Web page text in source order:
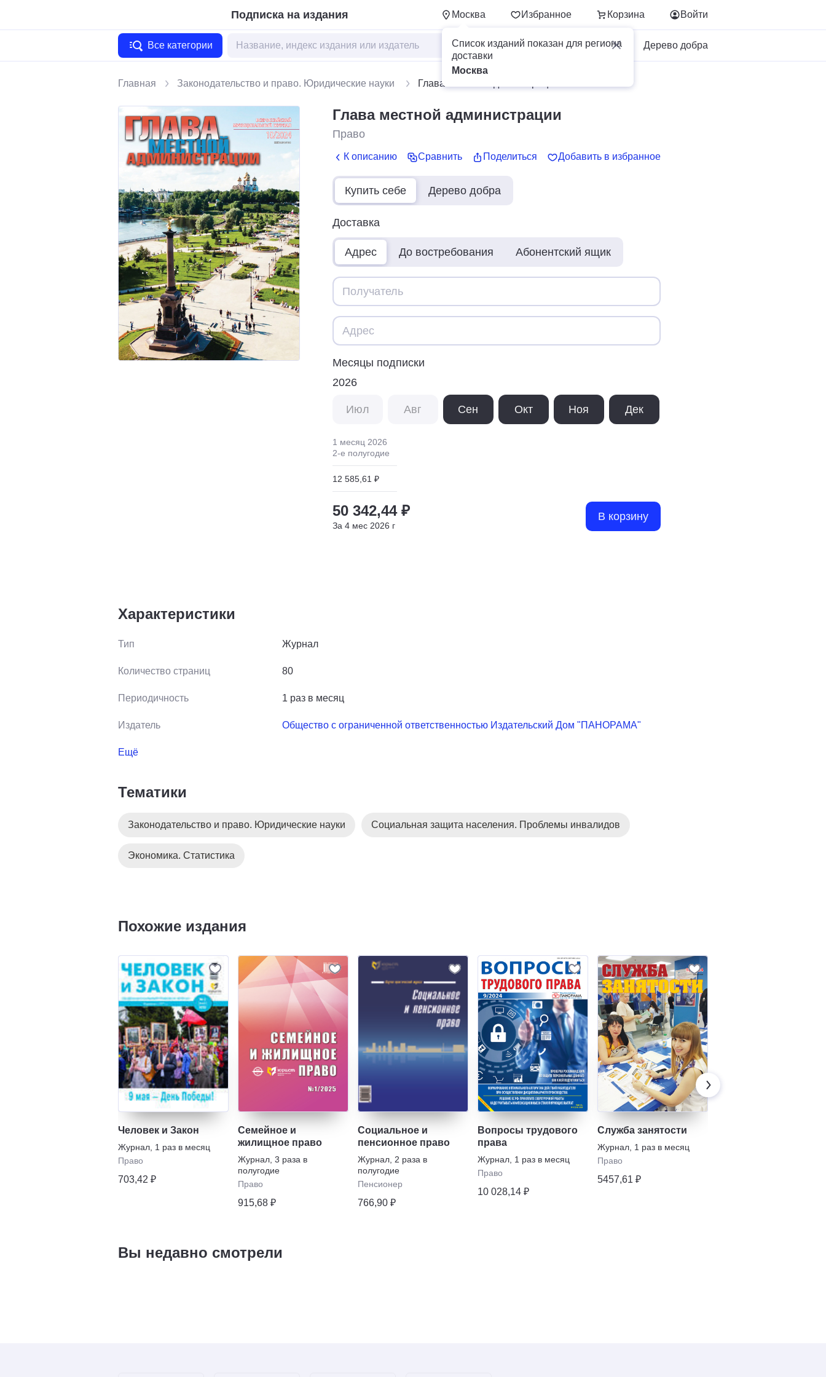
Подписка на издания Москва Избранное Корзина
Список изданий показан для региона
доставки
Москва
Войти
Все категории Для бизнеса Дерево добра
Главная Законодательство и право. Юридические науки Глава местной администрации
Глава местной администрации
Право
К описанию Сравнить Поделиться Добавить в избранное
Купить себе Дерево добра
Доставка
Адрес До востребования Абонентский ящик
Месяцы подписки
2026
Июл Авг Сен Окт Ноя Дек
1 месяц 2026
2-е полугодие
12 585,61 ₽
50 342,44 ₽
За 4 мес 2026 г
В корзину
Характеристики
Тип Журнал
Количество страниц 80
Периодичность 1 раз в месяц
Издатель Общество с ограниченной ответственностью Издательский Дом "ПАНОРАМА"
Ещё
Тематики
Законодательство и право. Юридические науки Социальная защита населения. Проблемы инвалидов
Экономика. Статистика
Похожие издания
Человек и Закон
Журнал 1 раз в месяц
Право
703,42 ₽
Семейное и
жилищное право
Журнал 3 раза в
полугодие
Право
915,68 ₽
Социальное и
пенсионное право
Журнал 2 раза в
полугодие
Пенсионер
766,90 ₽
Вопросы трудового
права
Журнал 1 раз в месяц
Право
10 028,14 ₽
Служба занятости
Журнал 1 раз в месяц
Право
5457,61 ₽
Вы недавно смотрели